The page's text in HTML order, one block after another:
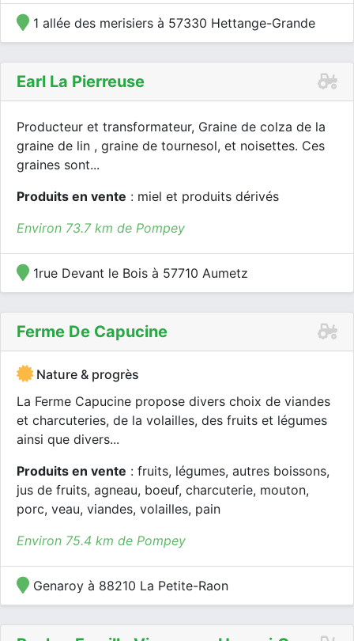
1 allée des merisiers à 57330 Hettange-Grande
Earl La Pierreuse
Producteur et transformateur, Graine de colza de la
graine de lin , graine de tournesol, et noisettes. Ces
graines sont...
Produits en vente : miel et produits dérivés
Environ 73.7 km de Pompey
1rue Devant le Bois à 57710 Aumetz
Ferme De Capucine
Nature & progrès
La Ferme Capucine propose divers choix de viandes
et charcuteries, de la volailles, des fruits et légumes
ainsi que divers...
Produits en vente : fruits, légumes, autres boissons,
jus de fruits, agneau, boeuf, charcuterie, mouton,
porc, veau, viandes, volailles, pain
Environ 75.4 km de Pompey
Genaroy à 88210 La Petite-Raon